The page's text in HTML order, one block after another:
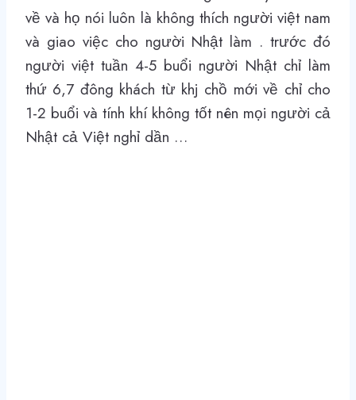
về và họ nói luôn là không thích người việt nam
và giao việc cho người Nhật làm . trước đó
người việt tuần 4-5 buổi người Nhật chỉ làm
thứ 6,7 đông khách từ khj chồ mới về chỉ cho
1-2 buổi và tính khí không tốt nên mọi người cả
Nhật cả Việt nghỉ dần …